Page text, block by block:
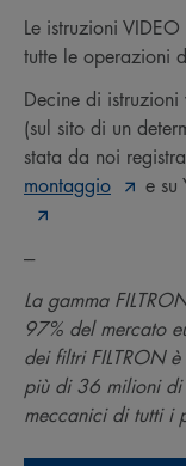
Le istruzioni
tutte le operazioni
Decine di
(sul sito di un
stata da noi
montaggio
e su
---
La gamma
97% del mercato
dei filtri FILTRON
più di 36 milioni di
meccanici di tutti i